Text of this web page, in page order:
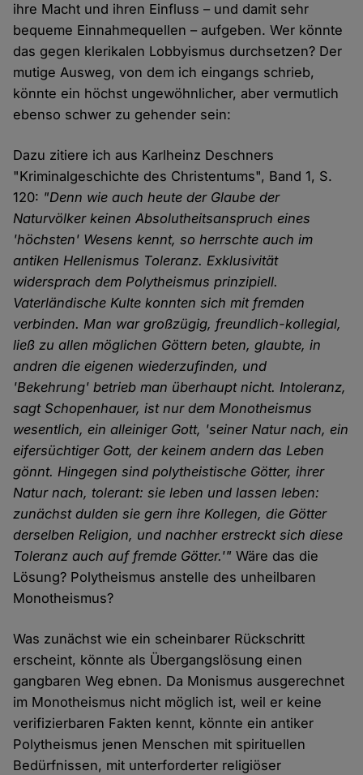
ihre Macht und ihren Einfluss – und damit sehr
bequeme Einnahmequellen – aufgeben. Wer könnte
das gegen klerikalen Lobbyismus durchsetzen? Der
mutige Ausweg, von dem ich eingangs schrieb,
könnte ein höchst ungewöhnlicher, aber vermutlich
ebenso schwer zu gehender sein:
Dazu zitiere ich aus Karlheinz Deschners
"Kriminalgeschichte des Christentums", Band 1, S.
120: "Denn wie auch heute der Glaube der
Naturvölker keinen Absolutheitsanspruch eines
'höchsten' Wesens kennt, so herrschte auch im
antiken Hellenismus Toleranz. Exklusivität
widersprach dem Polytheismus prinzipiell.
Vaterländische Kulte konnten sich mit fremden
verbinden. Man war großzügig, freundlich-kollegial,
ließ zu allen möglichen Göttern beten, glaubte, in
andren die eigenen wiederzufinden, und
'Bekehrung' betrieb man überhaupt nicht. Intoleranz,
sagt Schopenhauer, ist nur dem Monotheismus
wesentlich, ein alleiniger Gott, 'seiner Natur nach, ein
eifersüchtiger Gott, der keinem andern das Leben
gönnt. Hingegen sind polytheistische Götter, ihrer
Natur nach, tolerant: sie leben und lassen leben:
zunächst dulden sie gern ihre Kollegen, die Götter
derselben Religion, und nachher erstreckt sich diese
Toleranz auch auf fremde Götter.'" Wäre das die
Lösung? Polytheismus anstelle des unheilbaren
Monotheismus?
Was zunächst wie ein scheinbarer Rückschritt
erscheint, könnte als Übergangslösung einen
gangbaren Weg ebnen. Da Monismus ausgerechnet
im Monotheismus nicht möglich ist, weil er keine
verifizierbaren Fakten kennt, könnte ein antiker
Polytheismus jenen Menschen mit spirituellen
Bedürfnissen, mit unterforderter religiöser